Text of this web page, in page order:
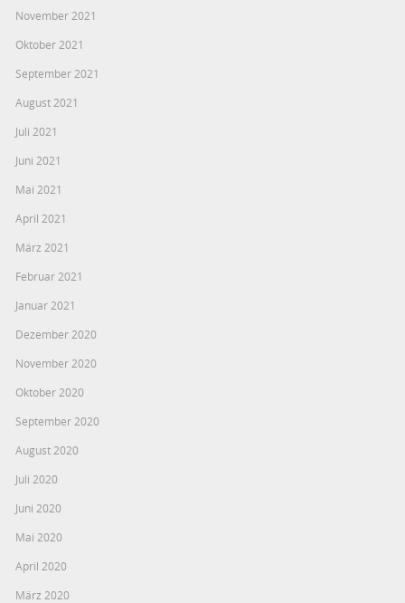
November 2021
Oktober 2021
September 2021
August 2021
Juli 2021
Juni 2021
Mai 2021
April 2021
März 2021
Februar 2021
Januar 2021
Dezember 2020
November 2020
Oktober 2020
September 2020
August 2020
Juli 2020
Juni 2020
Mai 2020
April 2020
März 2020